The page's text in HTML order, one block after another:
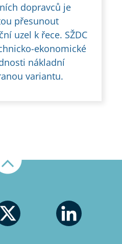
dopravců je
přesunout
uzel k řece. SŽDC
ekonomické
nákladní
variantu.